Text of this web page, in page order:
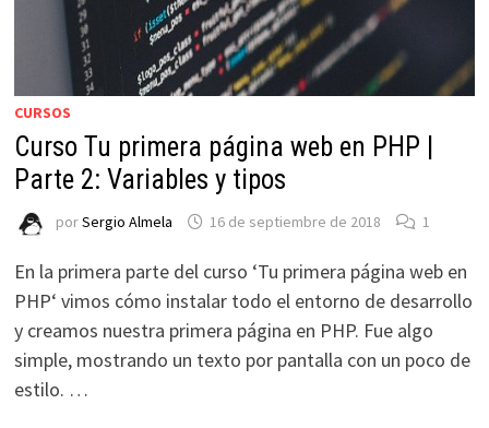
CURSOS
Curso Tu primera página web en PHP |
Parte 2: Variables y tipos
porSergio Almela 16 de septiembre de 2018 1
En la primera parte del curso ‘Tu primera página web en
PHP‘ vimos cómo instalar todo el entorno de desarrollo
y creamos nuestra primera página en PHP. Fue algo
simple, mostrando un texto por pantalla con un poco de
estilo. …